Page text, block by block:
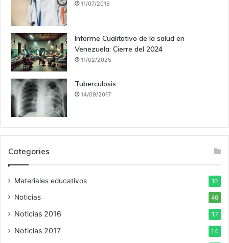
11/07/2016
Informe Cualitativo de la salud en
Venezuela: Cierre del 2024
11/02/2025
Tuberculosis
14/09/2017
Categories
Materiales educativos 10
Noticias 46
Noticias 2016 17
Noticias 2017 14